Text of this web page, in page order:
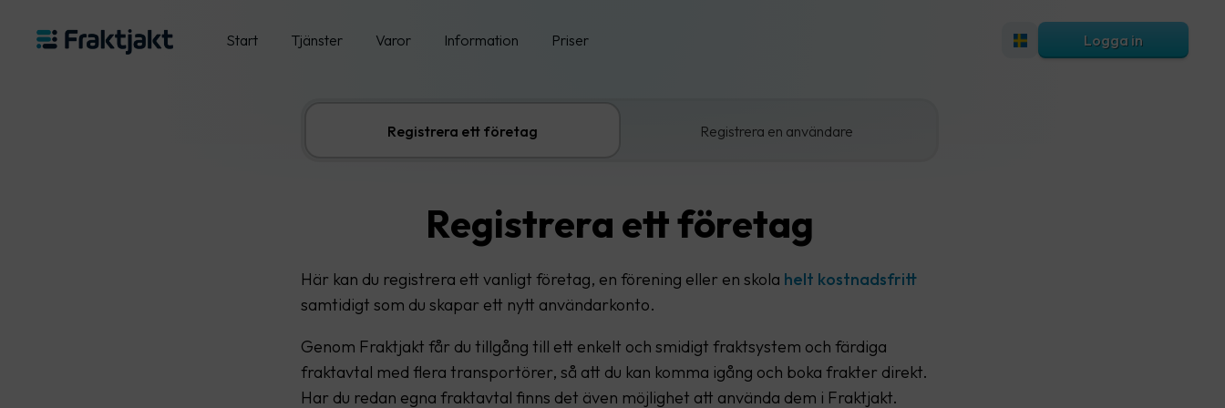
Start Tjänster Varor Information Priser Logga in
Registrera ett företag Registrera en användare
Registrera ett företag
Här kan du registrera ett vanligt företag, en förening eller en skola helt kostnadsfritt
samtidigt som du skapar ett nytt användarkonto.
Genom Fraktjakt får du tillgång till ett enkelt och smidigt fraktsystem och färdiga
fraktavtal med flera transportörer, så att du kan komma igång och boka frakter direkt.
Har du redan egna fraktavtal finns det även möjlighet att använda dem i Fraktjakt.